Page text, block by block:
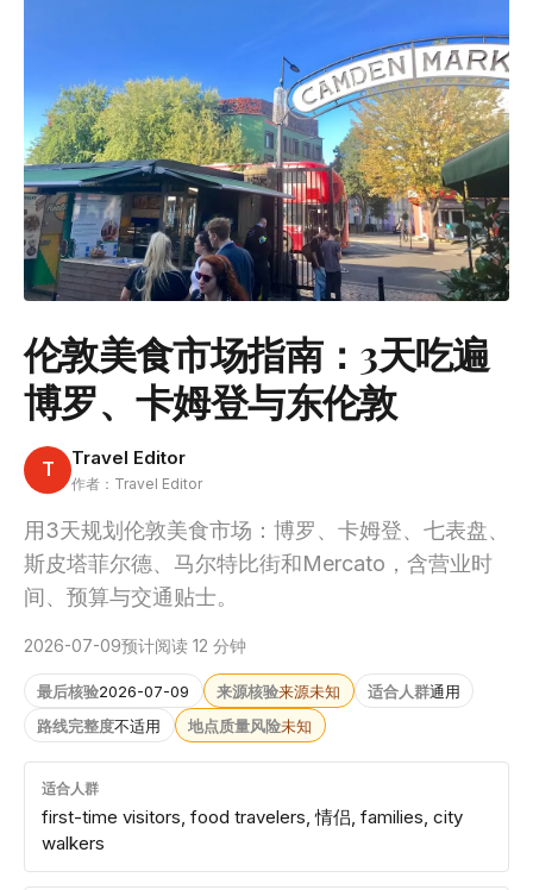
伦敦美食市场指南：3天吃遍
博罗、卡姆登与东伦敦
T Travel Editor
作者：Travel Editor
用3天规划伦敦美食市场：博罗、卡姆登、七表盘、
斯皮塔菲尔德、马尔特比街和Mercato，含营业时
间、预算与交通贴士。
2026-07-09预计阅读 12 分钟
最后核验2026-07-09 来源核验来源未知 适合人群通用
路线完整度不适用 地点质量风险未知
适合人群
first-time visitors, food travelers, 情侣, families, city
walkers